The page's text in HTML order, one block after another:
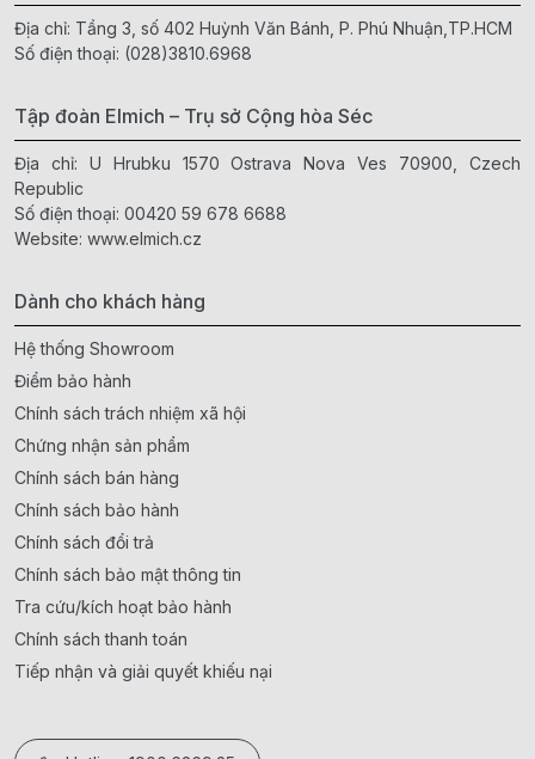
Địa chỉ: Tầng 3, số 402 Huỳnh Văn Bánh, P. Phú Nhuận,TP.HCM
Số điện thoại: (028)3810.6968
Tập đoàn Elmich – Trụ sở Cộng hòa Séc
Địa chỉ: U Hrubku 1570 Ostrava Nova Ves 70900, Czech
Republic
Số điện thoại: 00420 59 678 6688
Website: www.elmich.cz
Dành cho khách hàng
Hệ thống Showroom
Điểm bảo hành
Chính sách trách nhiệm xã hội
Chứng nhận sản phẩm
Chính sách bán hàng
Chính sách bảo hành
Chính sách đổi trả
Chính sách bảo mật thông tin
Tra cứu/kích hoạt bảo hành
Chính sách thanh toán
Tiếp nhận và giải quyết khiếu nại